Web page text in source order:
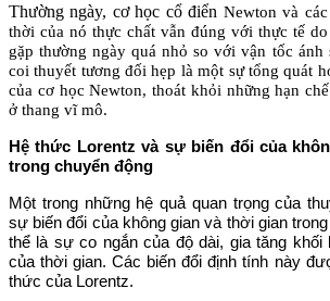
Thường ngày, cơ học cổ điển Newton và
thời của nó thực chất vẫn đúng với thực tế
gặp thường ngày quá nhỏ so với vận tốc ánh
coi thuyết tương đối hẹp là một sự tổng quát
của cơ họcNewton, thoát khỏi những hạn
ở thang vĩ mô.
Hệ thức Lorentz và sự biến đổi của
trong chuyển động
Một trong những hệ quả quan trọng của
sự biến đổi của không gian và thời gian
thể là sự co ngắn của độ dài, gia tăng
của thời gian. Các biến đổi định tính này
thức của Lorentz.